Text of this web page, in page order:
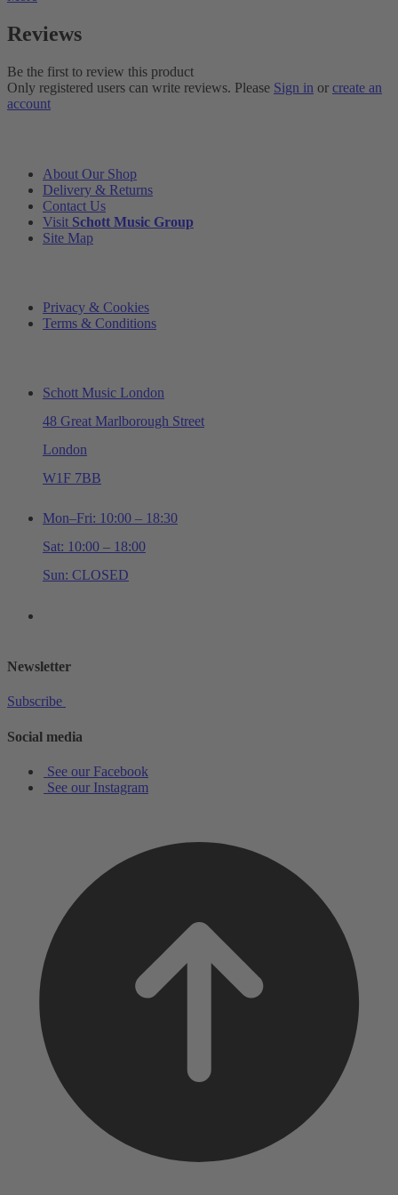
Reviews
Be the first to review this product
Only registered users can write reviews. Please Sign in or create an
account
About Our Shop
Delivery & Returns
Contact Us
Visit Schott Music Group
Site Map
Privacy & Cookies
Terms & Conditions
Schott Music London
48 Great Marlborough Street
London
W1F 7BB
Mon–Fri: 10:00 – 18:30
Sat: 10:00 – 18:00
Sun: CLOSED
Newsletter
Subscribe
Social media
See our Facebook
See our Instagram